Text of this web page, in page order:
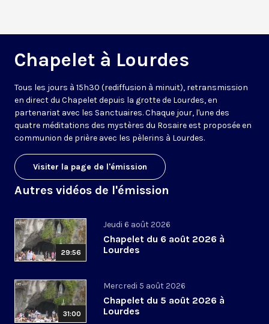
Chapelet à Lourdes
Tous les jours à 15h30 (rediffusion à minuit), retransmission
en direct du Chapelet depuis la grotte de Lourdes, en
partenariat avec les Sanctuaires. Chaque jour, l'une des
quatre méditations des mystères du Rosaire est proposée en
communion de prière avec les pèlerins à Lourdes.
Visiter la page de l'émission
Autres vidéos de l'émission
29:56
Jeudi 6 août 2026
Chapelet du 6 août 2026 à
Lourdes
31:00
Mercredi 5 août 2026
Chapelet du 5 août 2026 à
Lourdes